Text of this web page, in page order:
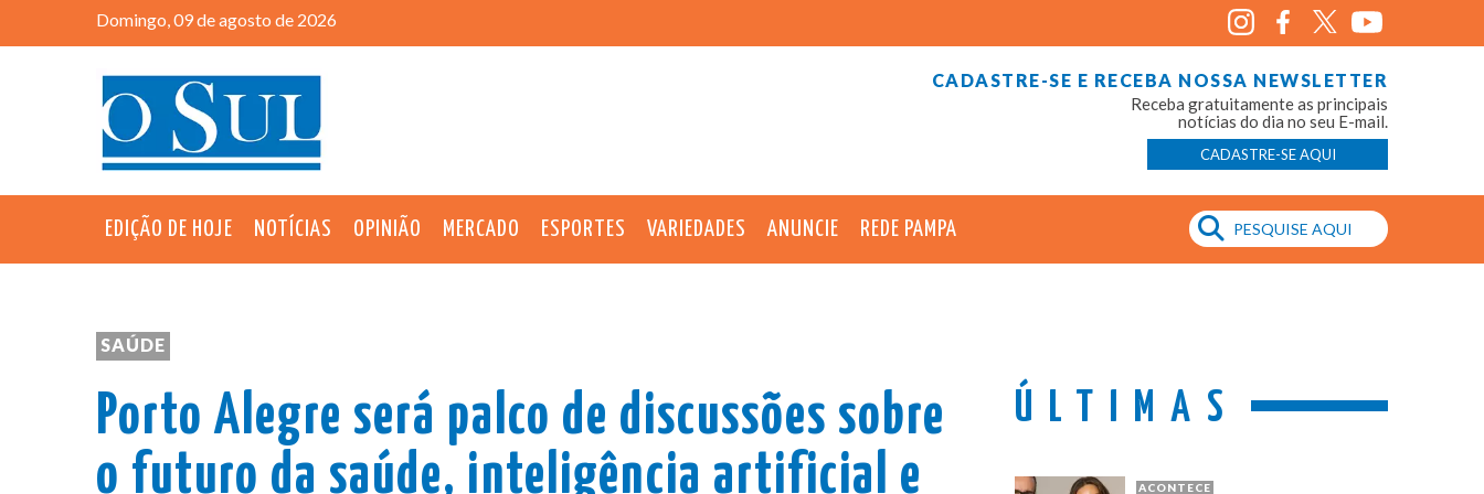
Domingo, 09 de agosto de 2026
CADASTRE-SE E RECEBA NOSSA NEWSLETTER
Receba gratuitamente as principais
notícias do dia no seu E-mail.
CADASTRE-SE AQUI
EDIÇÃO DE HOJE NOTÍCIAS OPINIÃO MERCADO ESPORTES VARIEDADES ANUNCIE REDE PAMPA
SAÚDE
Porto Alegre será palco de discussões sobre
o futuro da saúde, inteligência artificial e
ÚLTIMAS
ACONTECE